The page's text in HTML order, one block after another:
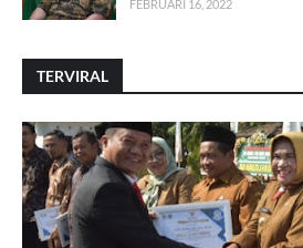
FEBRUARI 16, 2022
TERVIRAL